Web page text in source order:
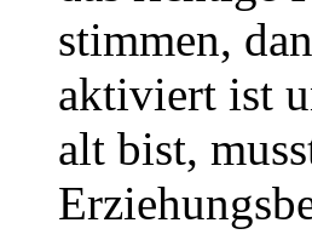
stimmen,
aktiviert ist
alt bist,